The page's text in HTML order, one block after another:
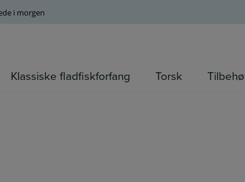
i morgen
Klassiske fladfiskforfang Torsk